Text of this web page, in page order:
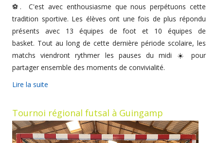
⚽. C'est avec enthousiasme que nous perpétuons cette
tradition sportive. Les élèves ont une fois de plus répondu
présents avec 13 équipes de foot et 10 équipes de
basket. Tout au long de cette dernière période scolaire, les
matchs viendront rythmer les pauses du midi ☀️ pour
partager ensemble des moments de convivialité.
Lire la suite
Tournoi régional futsal à Guingamp